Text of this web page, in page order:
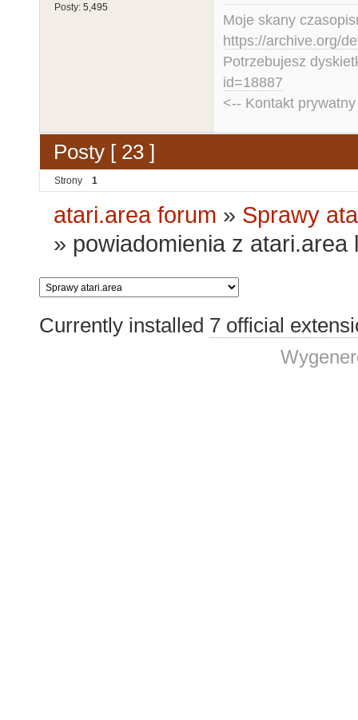
Posty: 5,495
Moje skany
https://archive.org/
Potrzebujesz
id=18887
<-- Kontakt
Posty [ 23 ]
Strony 1
atari.area forum » Sprawy
» powiadomienia z atari.area
Currently installed 7 official